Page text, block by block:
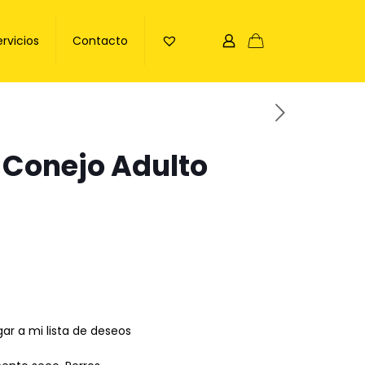
Contacto
Adulto
a mi lista de deseos